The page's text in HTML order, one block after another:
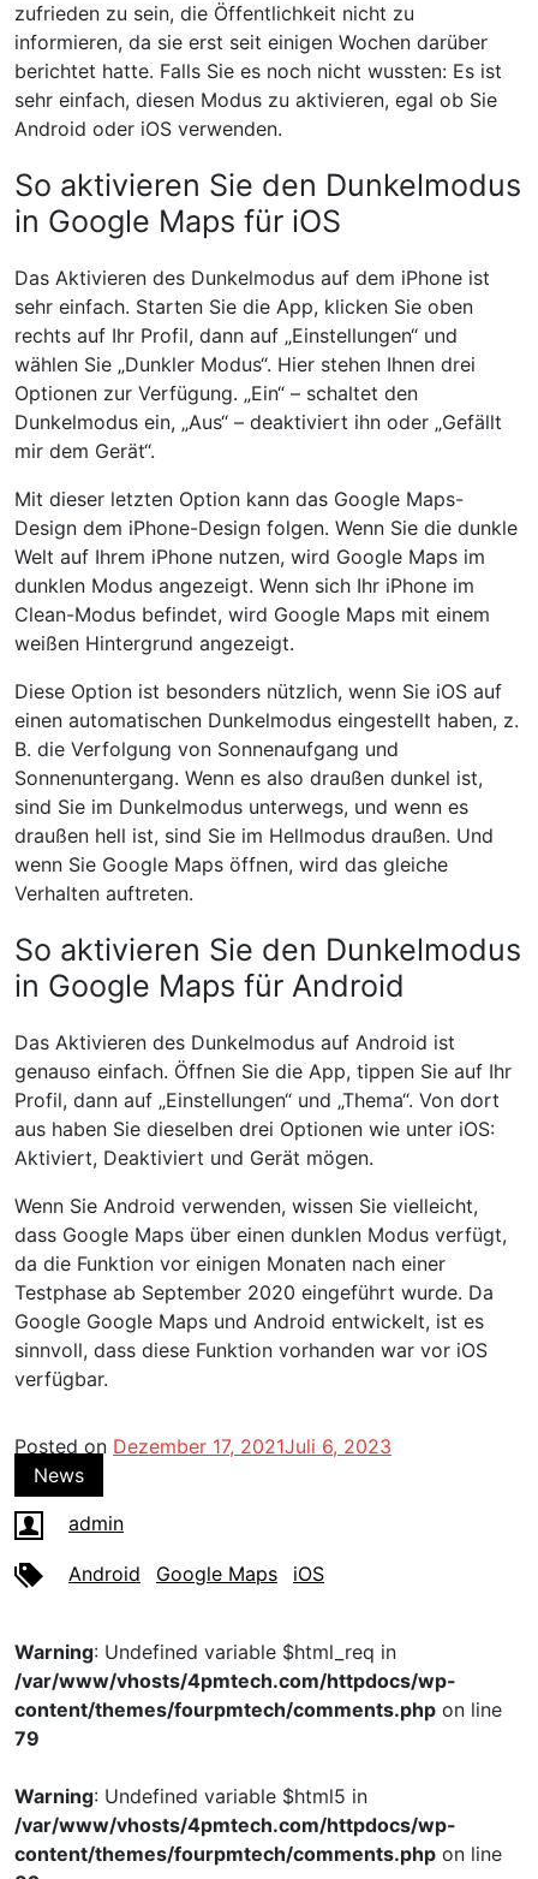
zufrieden zu sein, die Öffentlichkeit nicht zu
informieren, da sie erst seit einigen Wochen darüber
berichtet hatte. Falls Sie es noch nicht wussten: Es ist
sehr einfach, diesen Modus zu aktivieren, egal ob Sie
Android oder iOS verwenden.
So aktivieren Sie den Dunkelmodus
in Google Maps für iOS
Das Aktivieren des Dunkelmodus auf dem iPhone ist
sehr einfach. Starten Sie die App, klicken Sie oben
rechts auf Ihr Profil, dann auf „Einstellungen“ und
wählen Sie „Dunkler Modus“. Hier stehen Ihnen drei
Optionen zur Verfügung. „Ein“ – schaltet den
Dunkelmodus ein, „Aus“ – deaktiviert ihn oder „Gefällt
mir dem Gerät“.
Mit dieser letzten Option kann das Google Maps-
Design dem iPhone-Design folgen. Wenn Sie die dunkle
Welt auf Ihrem iPhone nutzen, wird Google Maps im
dunklen Modus angezeigt. Wenn sich Ihr iPhone im
Clean-Modus befindet, wird Google Maps mit einem
weißen Hintergrund angezeigt.
Diese Option ist besonders nützlich, wenn Sie iOS auf
einen automatischen Dunkelmodus eingestellt haben, z.
B. die Verfolgung von Sonnenaufgang und
Sonnenuntergang. Wenn es also draußen dunkel ist,
sind Sie im Dunkelmodus unterwegs, und wenn es
draußen hell ist, sind Sie im Hellmodus draußen. Und
wenn Sie Google Maps öffnen, wird das gleiche
Verhalten auftreten.
So aktivieren Sie den Dunkelmodus
in Google Maps für Android
Das Aktivieren des Dunkelmodus auf Android ist
genauso einfach. Öffnen Sie die App, tippen Sie auf Ihr
Profil, dann auf „Einstellungen“ und „Thema“. Von dort
aus haben Sie dieselben drei Optionen wie unter iOS:
Aktiviert, Deaktiviert und Gerät mögen.
Wenn Sie Android verwenden, wissen Sie vielleicht,
dass Google Maps über einen dunklen Modus verfügt,
da die Funktion vor einigen Monaten nach einer
Testphase ab September 2020 eingeführt wurde. Da
Google Google Maps und Android entwickelt, ist es
sinnvoll, dass diese Funktion vorhanden war vor iOS
verfügbar.
Posted on Dezember 17, 2021Juli 6, 2023
News
admin
Android Google Maps iOS
Warning: Undefined variable $html_req in
/var/www/vhosts/4pmtech.com/httpdocs/wp-
content/themes/fourpmtech/comments.php on line
79
Warning: Undefined variable $html5 in
/var/www/vhosts/4pmtech.com/httpdocs/wp-
content/themes/fourpmtech/comments.php on line